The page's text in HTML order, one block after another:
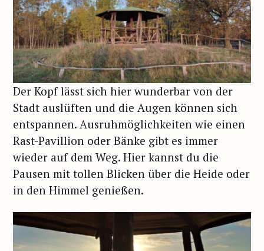
Der Kopf lässt sich hier wunderbar von der
Stadt auslüften und die Augen können sich
entspannen. Ausruhmöglichkeiten wie einen
Rast-Pavillion oder Bänke gibt es immer
wieder auf dem Weg. Hier kannst du die
Pausen mit tollen Blicken über die Heide oder
in den Himmel genießen.